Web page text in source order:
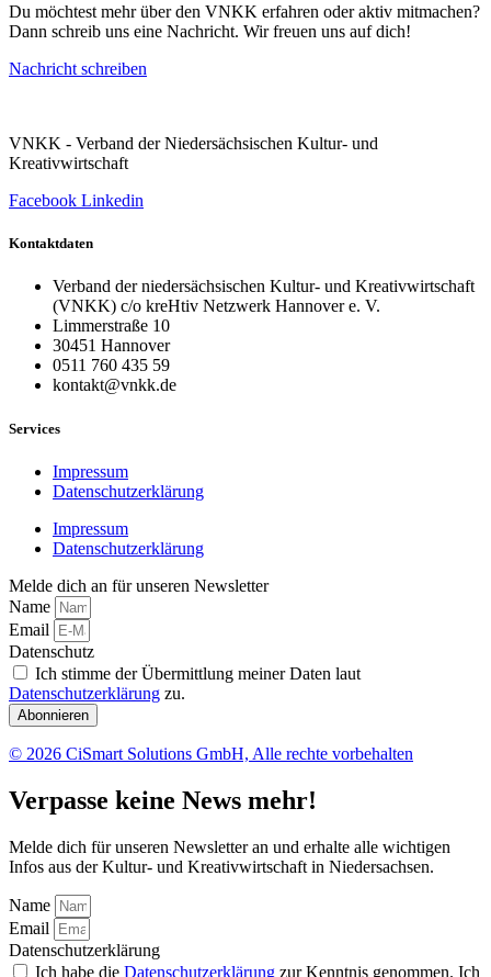
Du möchtest mehr über den VNKK erfahren oder aktiv mitmachen?
Dann schreib uns eine Nachricht. Wir freuen uns auf dich!
Nachricht schreiben
VNKK - Verband der Niedersächsischen Kultur- und
Kreativwirtschaft
Facebook Linkedin
Kontaktdaten
Verband der niedersächsischen Kultur- und Kreativwirtschaft
(VNKK) c/o kreHtiv Netzwerk Hannover e. V.
Limmerstraße 10
30451 Hannover
0511 760 435 59
kontakt@vnkk.de
Services
Impressum
Datenschutzerklärung
Impressum
Datenschutzerklärung
Melde dich an für unseren Newsletter
Name
Email
Datenschutz
Ich stimme der Übermittlung meiner Daten laut
Datenschutzerklärung zu.
Abonnieren
© 2026 CiSmart Solutions GmbH, Alle rechte vorbehalten
Verpasse keine News mehr!
Melde dich für unseren Newsletter an und erhalte alle wichtigen
Infos aus der Kultur- und Kreativwirtschaft in Niedersachsen.
Name
Email
Datenschutzerklärung
Ich habe die Datenschutzerklärung zur Kenntnis genommen. Ich